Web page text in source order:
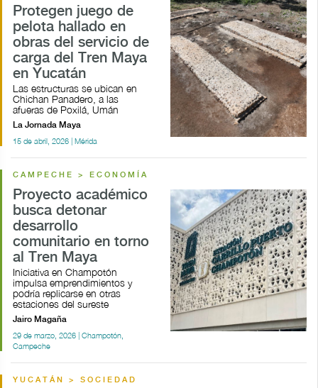
Protegen juego de
pelota hallado en
obras del servicio de
carga del Tren Maya
en Yucatán
Las estructuras se ubican en
Chichan Panadero, a las
afueras de Poxilá, Umán
La Jornada Maya
15 de abril, 2026 | Mérida
CAMPECHE > ECONOMÍA
Proyecto académico
busca detonar
desarrollo
comunitario en torno
al Tren Maya
Iniciativa en Champotón
impulsa emprendimientos y
podría replicarse en otras
estaciones del sureste
Jairo Magaña
29 de marzo, 2026 | Champotón,
Campeche
YUCATÁN > SOCIEDAD